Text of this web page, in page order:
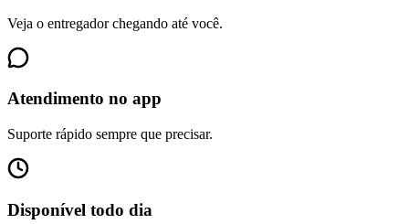
Veja o entregador chegando até você.
Atendimento no app
Suporte rápido sempre que precisar.
Disponível todo dia